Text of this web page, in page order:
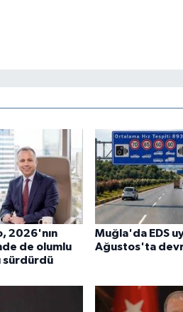
2026'nın
de olumlu
sürdürdü
Muğla'da EDS
Ağustos'ta